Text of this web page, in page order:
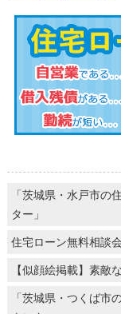
「茨城県・水戸市の
ター」
住宅ローン無料相談
【似顔絵掲載】素敵
「茨城県・つくば市